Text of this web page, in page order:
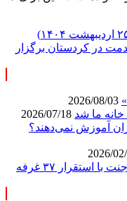
در کردستان برگزار
خانه ما شد
آموزش نمی‌دهند؟
حمایت از زنان کسبه آسیب‌دیده در بازار جنت با استقرار ۳۷ غرفه